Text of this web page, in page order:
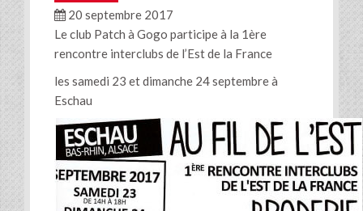
20 septembre 2017
Le club Patch à Gogo participe à la 1ère
rencontre interclubs de l’Est de la France
les samedi 23 et dimanche 24 septembre à
Eschau